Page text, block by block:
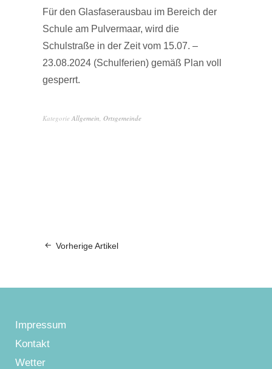
Für den Glasfaserausbau im Bereich der
Schule am Pulvermaar, wird die
Schulstraße in der Zeit vom 15.07. –
23.08.2024 (Schulferien) gemäß Plan voll
gesperrt.
Kategorie Allgemein Ortsgemeinde
Vorherige Artikel
Impressum
Kontakt
Wetter